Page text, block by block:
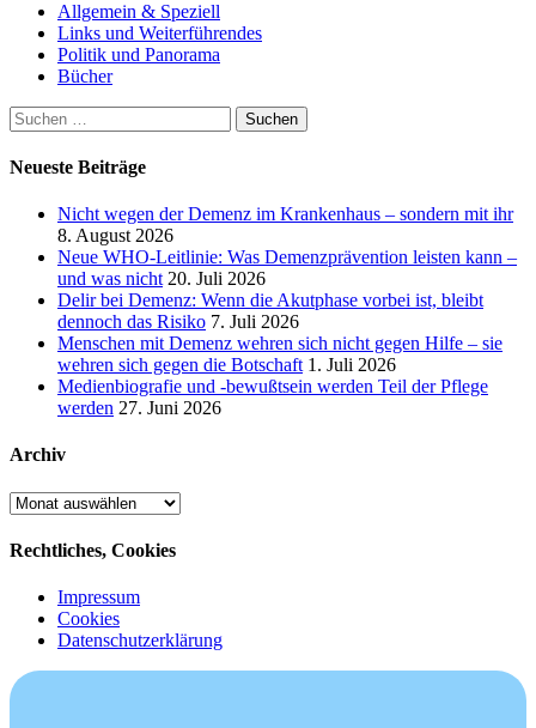
Allgemein & Speziell
Links und Weiterführendes
Politik und Panorama
Bücher
Suchen
nach:
Neueste Beiträge
Nicht wegen der Demenz im Krankenhaus – sondern mit ihr
8. August 2026
Neue WHO-Leitlinie: Was Demenzprävention leisten kann –
und was nicht 20. Juli 2026
Delir bei Demenz: Wenn die Akutphase vorbei ist, bleibt
dennoch das Risiko 7. Juli 2026
Menschen mit Demenz wehren sich nicht gegen Hilfe – sie
wehren sich gegen die Botschaft 1. Juli 2026
Medienbiografie und -bewußtsein werden Teil der Pflege
werden 27. Juni 2026
Archiv
Archiv
Rechtliches, Cookies
Impressum
Cookies
Datenschutzerklärung